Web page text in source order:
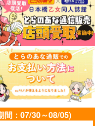
間：07/30～08/05)